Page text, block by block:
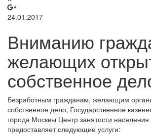
24.01.2017
Вниманию
желающих
собственное
Безработным гражданам, желающим
собственное дело, Государственное
города Москвы Центр занятости
предоставляет следующие услуги: